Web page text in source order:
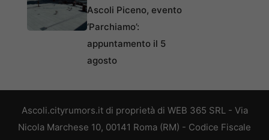
Ascoli Piceno, evento
‘Parchiamo’:
appuntamento il 5
agosto
Ascoli.cityrumors.it di proprietà di WEB 365 SRL - Via
Nicola Marchese 10, 00141 Roma (RM) - Codice Fiscale